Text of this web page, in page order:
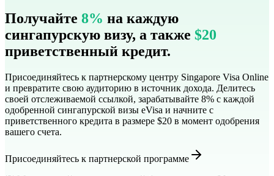
Получайте 8% на каждую
сингапурскую визу, а также $20
приветственный кредит.
Присоединяйтесь к партнерскому центру Singapore Visa Online
и превратите свою аудиторию в источник дохода. Делитесь
своей отслеживаемой ссылкой, зарабатывайте 8% с каждой
одобренной сингапурской визы eVisa и начните с
приветственного кредита в размере $20 в момент одобрения
вашего счета.
Присоединяйтесь к партнерской программе